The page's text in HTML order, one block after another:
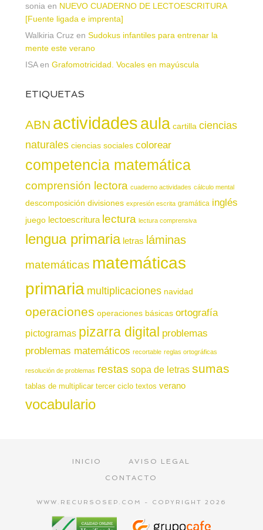
sonia en NUEVO CUADERNO DE LECTOESCRITURA
[Fuente ligada e imprenta]
Walkiria Cruz en Sudokus infantiles para entrenar la
mente este verano
ISAen Grafomotricidad. Vocales en mayúscula
ETIQUETAS
ABN actividadesaula cartilla ciencias
naturales ciencias sociales colorear
competencia matemática
comprensión lectora cuaderno actividades cálculo mental
descomposición divisiones expresión escrita gramática inglés
juego lectoescritura lectura lectura comprensiva
lengua primaria letras láminas
matemáticas matemáticas
primaria multiplicaciones navidad
operaciones operaciones básicas ortografía
pictogramas pizarra digital problemas
problemas matemáticos recortable reglas ortográficas
resolución de problemas restas sopa de letras sumas
tablas de multiplicar tercer ciclo textos verano
vocabulario
INICIO
AVISO LEGAL
CONTACTO
WWW.RECURSOSEP.COM - COPYRIGHT 2026